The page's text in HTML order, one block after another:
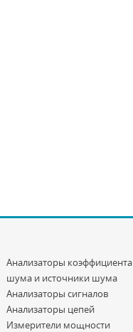
Анализаторы коэффициента
шума и источники шума
Анализаторы сигналов
Анализаторы цепей
Измерители мощности